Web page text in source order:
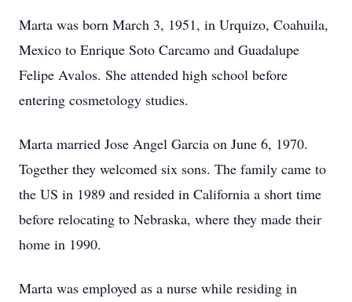
Marta was born March 3, 1951, in Urquizo, Coahuila,
Mexico to Enrique Soto Carcamo and Guadalupe
Felipe Avalos. She attended high school before
entering cosmetology studies.
Marta married Jose Angel Garcia on June 6, 1970.
Together they welcomed six sons. The family came to
the US in 1989 and resided in California a short time
before relocating to Nebraska, where they made their
home in 1990.
Marta was employed as a nurse while residing in